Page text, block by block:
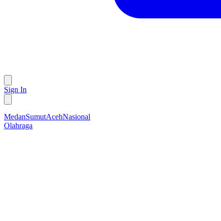
Sign In
MedanSumutAcehNasional
Olahraga